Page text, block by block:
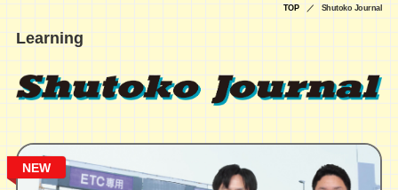
TOP／ Shutoko Journal
Learning